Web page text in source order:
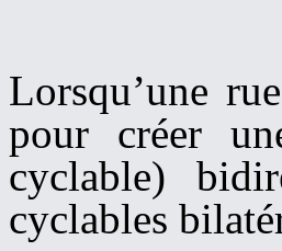
Lorsqu’une
pour créer
cyclable)
cyclables